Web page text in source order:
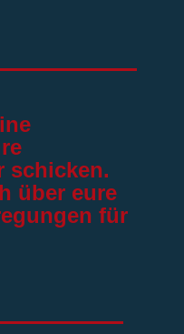
schicken.
über eure
für